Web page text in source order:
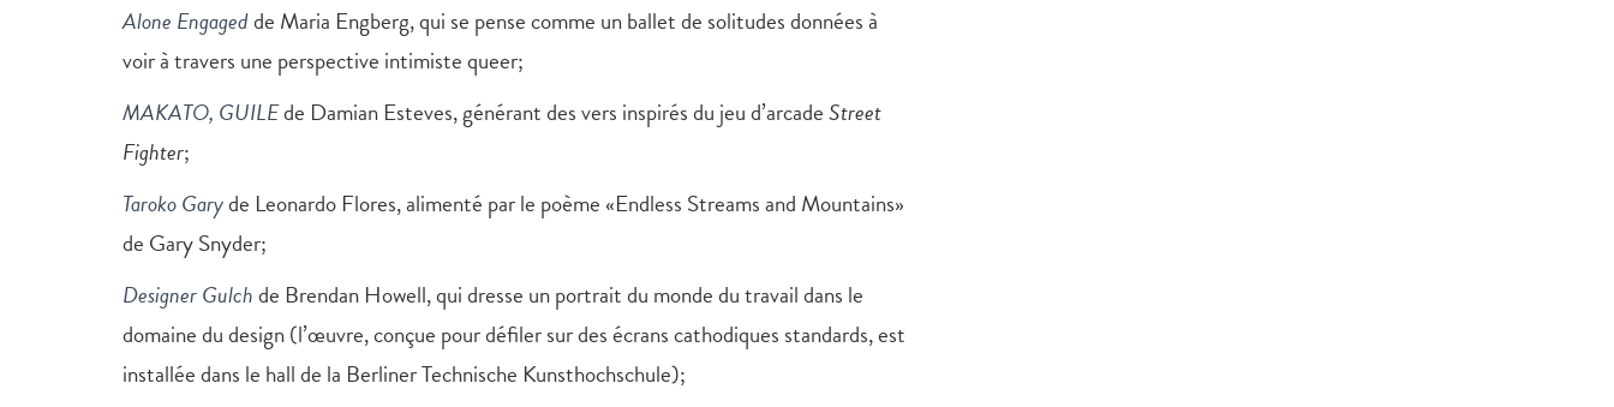
Alone Engagedde Maria Engberg, qui se pense comme un ballet de solitudes données à
voir à travers une perspective intimiste queer;
MAKATO, GUILEde Damian Esteves, générant des vers inspirés du jeu d’arcadeStreet
Fighter;
Taroko Garyde Leonardo Flores, alimenté par le poème «Endless Streams and Mountains»
de Gary Snyder;
Designer Gulchde Brendan Howell, qui dresse un portrait du monde du travail dans le
domaine du design (l’œuvre, conçue pour défiler sur des écrans cathodiques standards, est
installée dans le hall de la Berliner Technische Kunsthochschule);